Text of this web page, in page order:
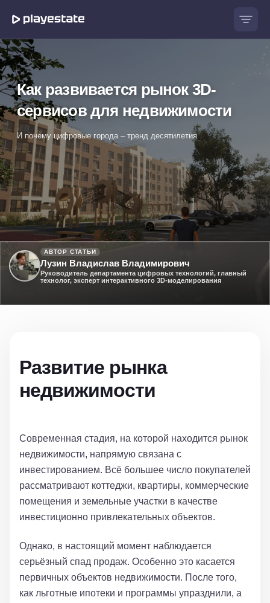
Как развивается рынок 3D-
сервисов для недвижимости
И почему цифровые города – тренд десятилетия
АВТОР СТАТЬИ
Лузин Владислав Владимирович
Руководитель департамента цифровых технологий, главный
технолог, эксперт интерактивного 3D-моделирования
Развитие рынка
недвижимости
Современная стадия, на которой находится рынок
недвижимости, напрямую связана с
инвестированием. Всё большее число покупателей
рассматривают коттеджи, квартиры, коммерческие
помещения и земельные участки в качестве
инвестиционно привлекательных объектов.
Однако, в настоящий момент наблюдается
серьёзный спад продаж. Особенно это касается
первичных объектов недвижимости. После того,
как льготные ипотеки и программы упразднили, а